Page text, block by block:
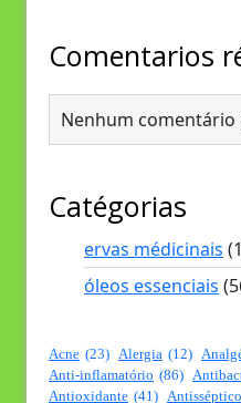
Comentarios
Nenhum comentário
Catégorias
ervas médicinais
óleos essenciais
Acne (23) Alergia (12)
Anti-inflamatório (86)
Antioxidante (41) Antisséptico